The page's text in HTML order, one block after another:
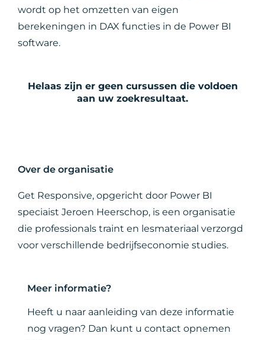
wordt op het omzetten van eigen
berekeningen in DAX functies in de Power BI
software.
Helaas zijn er geen cursussen die voldoen
aan uw zoekresultaat.
Over de organisatie
Get Responsive, opgericht door Power BI
speciaist Jeroen Heerschop, is een organisatie
die professionals traint en lesmateriaal verzorgd
voor verschillende bedrijfseconomie studies.
Meer informatie?
Heeft u naar aanleiding van deze informatie
nog vragen? Dan kunt u contact opnemen